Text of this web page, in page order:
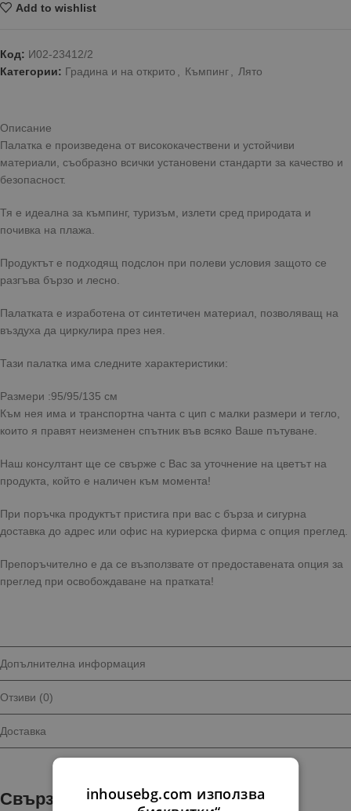
Add to wishlist
Код: И02-23412/2
Категории: Градина и на открито , Къмпинг, Лято
Описание
Палатка е произведена от висококачествени и устойчиви
материали, съобразно всички установени стандарти за качество и
безопасност.
Тя е идеална за къмпинг, туризъм, излети сред природата и
почивка на плажа.
Продуктът е подходящ подслон при полеви условия защото се
разгъва бързо и лесно.
Палатката е изработена от синтетичен материал, позволяващ на
въздуха да циркулира през нея.
Тази палатка има следните характеристики:
Размери :95/95/135 см
Към нея има и транспортна чанта с цип с малки размери и тегло,
които я правят неизменен спътник във всяко Ваше пътуване.
Наш консултант ще се свърже с Вас за уточнение на цветът на
продукта, който е наличен към момента!
При поръчка продуктът пристига при вас с бърза и сигурна
доставка до адрес или офис на куриерска фирма с опция преглед.
Препоръчително е да се възползвате от предоставената опция за
преглед при освобождаване на пратката!
Допълнителна информация
Отзиви (0)
Доставка
Свързани продуктиinhousebg.com използва